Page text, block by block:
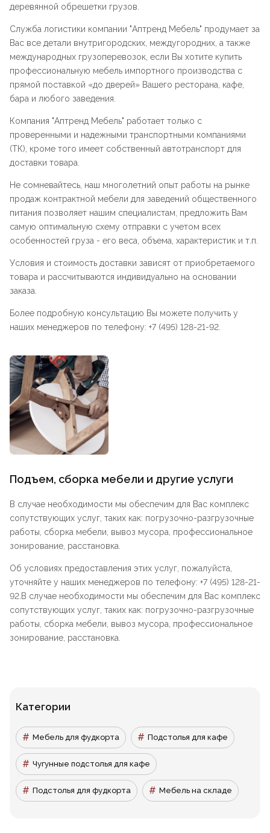
деревянной обрешетки грузов.
Служба логистики компании "Аптренд Мебель" продумает за
Вас все детали внутригородских, междугородних, а также
международных грузоперевозок, если Вы хотите купить
профессиональную мебель импортного производства с
прямой поставкой «до дверей» Вашего ресторана, кафе,
бара и любого заведения.
Компания "Аптренд Мебель" работает только с
проверенными и надежными транспортными компаниями
(ТК), кроме того имеет собственный автотранспорт для
доставки товара.
Не сомневайтесь, наш многолетний опыт работы на рынке
продаж контрактной мебели для заведений общественного
питания позволяет нашим специалистам, предложить Вам
самую оптимальную схему отправки с учетом всех
особенностей груза - его веса, объема, характеристик и т.п.
Условия и стоимость доставки зависят от приобретаемого
товара и рассчитываются индивидуально на основании
заказа.
Более подробную консультацию Вы можете получить у
наших менеджеров по телефону: +7 (495) 128-21-92.
Подъем, сборка мебели и другие услуги
В случае необходимости мы обеспечим для Вас комплекс
сопутствующих услуг, таких как: погрузочно-разгрузочные
работы, сборка мебели, вывоз мусора, профессиональное
зонирование, расстановка.
Об условиях предоставления этих услуг, пожалуйста,
уточняйте у наших менеджеров по телефону: +7 (495) 128-21-
92.В случае необходимости мы обеспечим для Вас комплекс
сопутствующих услуг, таких как: погрузочно-разгрузочные
работы, сборка мебели, вывоз мусора, профессиональное
зонирование, расстановка.
Категории
Мебель для фудкорта Подстолья для кафе
Чугунные подстолья для кафе
Подстолья для фудкорта Мебель на складе